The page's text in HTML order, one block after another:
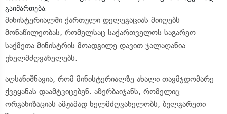
გაიმართება.
მინისტერიალში ქართული დელეგაციას მიიღებს
მონაწილეობას, რომელსაც საქართველოს საგარეო
საქმეთა მინისტრის მოადგილე დავით ჯალაღანია
უხელმძღვანელებს.
აღსანიშნავია, რომ მინისტერიალზე ახალი თავმჯდომარე
ქვეყანას დაამტკიცებენ. აზერბაიჯანს, რომელიც
ორგანიზაციას ამჟამად ხელმძღვანელობს, ბულგარეთი